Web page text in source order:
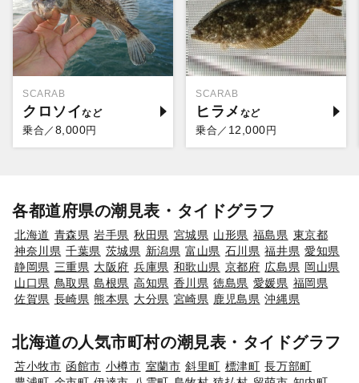
SCARAB
クロソイ
乗合／ 8,000円
SCARAB
ヒラメ
乗合／ 12,000円
各都道府県の潮見表・タイドグラフ
北海道 青森県 岩手県 秋田県 宮城県 山形県 福島県 東京都
神奈川県 千葉県 茨城県 新潟県 富山県 石川県 福井県 愛知県
静岡県 三重県 大阪府 兵庫県 和歌山県 京都府 広島県 岡山県
山口県 鳥取県 島根県 高知県 香川県 徳島県 愛媛県 福岡県
佐賀県 長崎県 熊本県 大分県 宮崎県 鹿児島県 沖縄県
北海道の人気市町村の潮見表・タイドグラフ
苫小牧市 函館市 小樽市 室蘭市 斜里町 標津町 長万部町